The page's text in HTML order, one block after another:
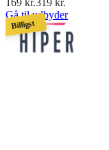
Gå til udbyder
Billigst